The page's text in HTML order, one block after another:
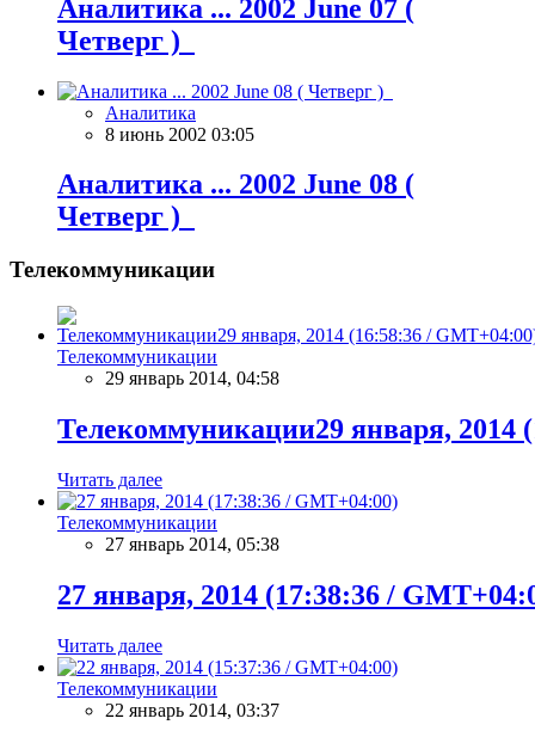
Аналитика ... 2002 June 07 (
Четверг )
Аналитика
8 июнь 2002 03:05
Аналитика ... 2002 June 08 (
Четверг )
Телекоммуникации
Телекоммуникации
29 январь 2014, 04:58
Телекоммуникации29 января, 2014
Читать далее
Телекоммуникации
27 январь 2014, 05:38
27 января, 2014 (17:38:36 /
Читать далее
Телекоммуникации
22 январь 2014, 03:37